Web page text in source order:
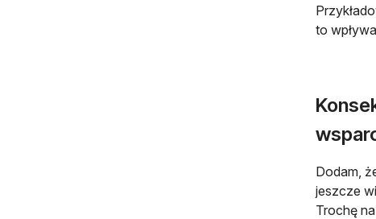
to
Dodam,
jeszcze
Trochę